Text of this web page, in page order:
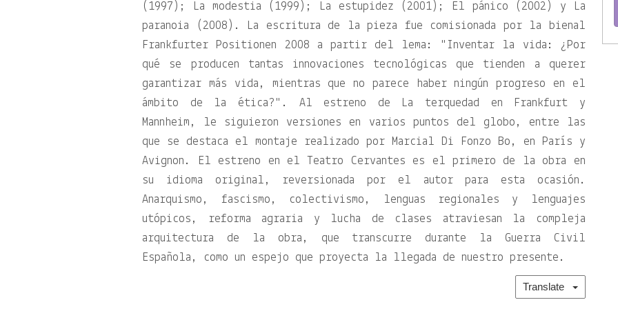
(1997); La modestia (1999); La estupidez (2001); El pánico (2002) y La
paranoia (2008). La escritura de la pieza fue comisionada por la bienal
Frankfurter Positionen 2008 a partir del lema:
Inventar la vida: ¿Por
qué se producen tantas innovaciones tecnológicas que tienden a querer
garantizar más vida, mientras que no parece haber ningún progreso en el
ámbito de la ética?
. Al estreno de La terquedad en Frankfurt y
Mannheim, le siguieron versiones en varios puntos del globo, entre las
que se destaca el montaje realizado por Marcial Di Fonzo Bo, en París y
Avignon. El estreno en el Teatro Cervantes es el primero de la obra en
su idioma original, reversionada por el autor para esta ocasión.
Anarquismo, fascismo, colectivismo, lenguas regionales y lenguajes
utópicos, reforma agraria y lucha de clases atraviesan la compleja
arquitectura de la obra, que transcurre durante la Guerra Civil
Española, como un espejo que proyecta la llegada de nuestro presente.
Translate